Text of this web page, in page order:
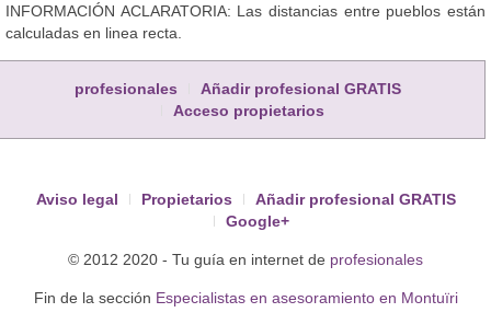
INFORMACIÓN ACLARATORIA: Las distancias entre pueblos están
calculadas en linea recta.
profesionales
Añadir profesional GRATIS
Acceso propietarios
Aviso legal Propietarios
Añadir profesional GRATIS
Google+
© 2012 2020 - Tu guía en internet de profesionales
Fin de la sección Especialistas en asesoramiento en Montuïri